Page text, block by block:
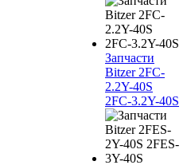
Запчасти
Bitzer 2FC-
2.2Y-40S
2FC-3.2Y-40S